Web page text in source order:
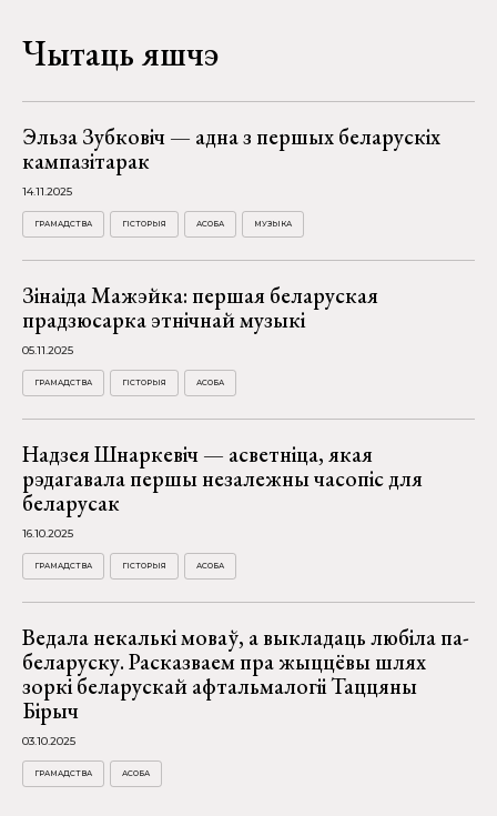
Чытаць яшчэ
Эльза Зубковіч — адна з першых беларускіх
кампазітарак
14.11.2025
ГРАМАДСТВА ГІСТОРЫЯ АСОБА МУЗЫКА
Зінаіда Мажэйка: першая беларуская
прадзюсарка этнічнай музыкі
05.11.2025
ГРАМАДСТВА ГІСТОРЫЯ АСОБА
Надзея Шнаркевіч — асветніца, якая
рэдагавала першы незалежны часопіс для
беларусак
16.10.2025
ГРАМАДСТВА ГІСТОРЫЯ АСОБА
Ведала некалькі моваў, а выкладаць любіла па-
беларуску. Расказваем пра жыццёвы шлях
зоркі беларускай афтальмалогіі Таццяны
Бірыч
03.10.2025
ГРАМАДСТВА АСОБА